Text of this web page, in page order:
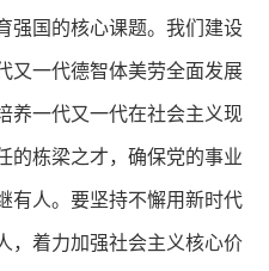
强国的核心课题。我们建设
又一代德智体美劳全面发展
养一代又一代在社会主义现
的栋梁之才，确保党的事业
有人。要坚持不懈用新时代
，着力加强社会主义核心价